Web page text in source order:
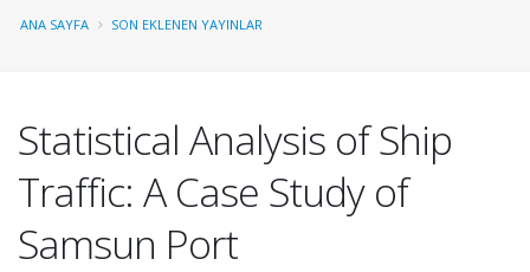
ANA SAYFA SON EKLENEN YAYINLAR
Statistical Analysis of Ship
Traffic: A Case Study of
Samsun Port